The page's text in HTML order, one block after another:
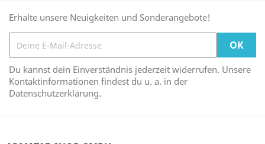
Erhalte unsere Neuigkeiten und Sonderangebote!
Du kannst dein Einverständnis jederzeit widerrufen. Unsere
Kontaktinformationen findest du u. a. in der
Datenschutzerklärung.